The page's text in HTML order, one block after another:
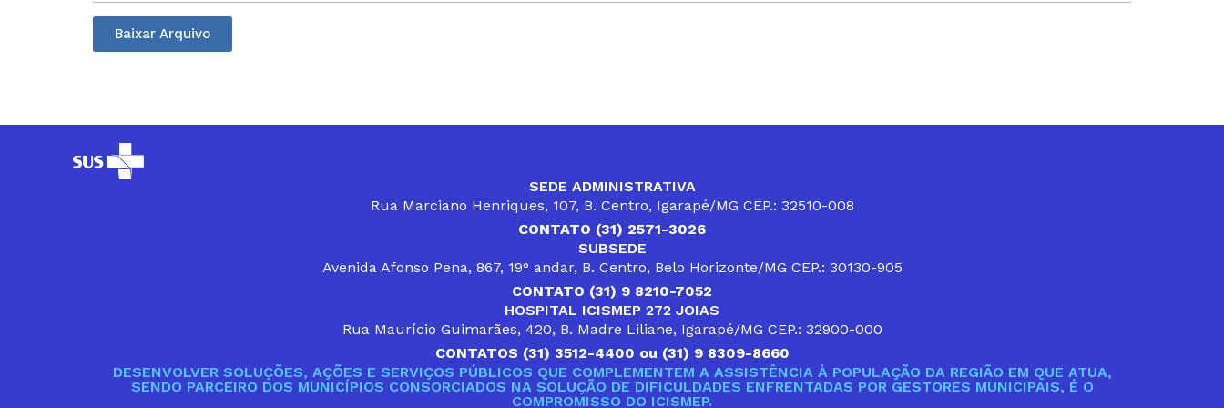
Baixar Arquivo
SEDE ADMINISTRATIVA
Rua Marciano Henriques, 107, B. Centro, Igarapé/MG CEP.: 32510-008
CONTATO (31) 2571-3026
SUBSEDE
Avenida Afonso Pena, 867, 19° andar, B. Centro, Belo Horizonte/MG CEP.: 30130-905
CONTATO (31) 9 8210-7052
HOSPITAL ICISMEP 272 JOIAS
Rua Maurício Guimarães, 420, B. Madre Liliane, Igarapé/MG CEP.: 32900-000
CONTATOS (31) 3512-4400 ou (31) 9 8309-8660
DESENVOLVER SOLUÇÕES, AÇÕES E SERVIÇOS PÚBLICOS QUE COMPLEMENTEM A ASSISTÊNCIA À POPULAÇÃO DA REGIÃO EM QUE ATUA,
SENDO PARCEIRO DOS MUNICÍPIOS CONSORCIADOS NA SOLUÇÃO DE DIFICULDADES ENFRENTADAS POR GESTORES MUNICIPAIS, É O
COMPROMISSO DO ICISMEP.